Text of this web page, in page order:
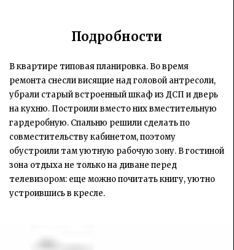
Подробности
В квартире типовая планировка. Во время
ремонта снесли висящие над головой антресоли,
убрали старый встроенный шкаф из ДСП и дверь
на кухню. Построили вместо них вместительную
гардеробную. Спальню решили сделать по
совместительству кабинетом, поэтому
обустроили там уютную рабочую зону. В гостиной
зона отдыха не только на диване перед
телевизором: еще можно почитать книгу, уютно
устроившись в кресле.